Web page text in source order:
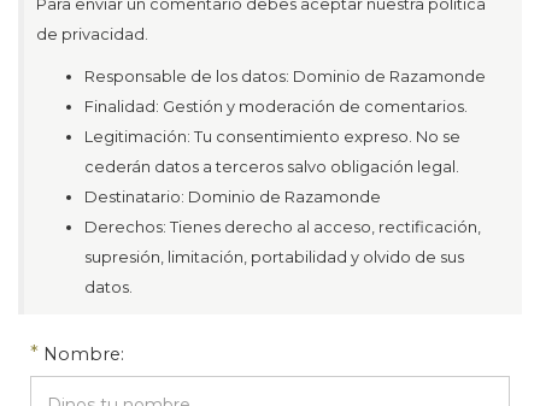
Para enviar un comentario debes aceptar nuestra política
de privacidad.
Responsable de los datos: Dominio de Razamonde
Finalidad: Gestión y moderación de comentarios.
Legitimación: Tu consentimiento expreso. No se
cederán datos a terceros salvo obligación legal.
Destinatario: Dominio de Razamonde
Derechos: Tienes derecho al acceso, rectificación,
supresión, limitación, portabilidad y olvido de sus
datos.
* Nombre: